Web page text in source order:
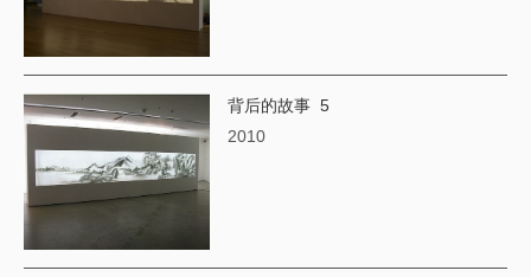
背后的故事 5
2010